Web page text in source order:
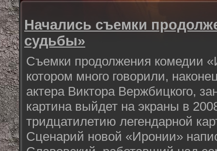
Начались съемки
судьбы»
Съемки продолжения комедии
котором много говорили,
актера Виктора Вержбицкого,
картина выйдет на экраны в
тридцатилетию легендарной
Сценарий новой «Иронии»